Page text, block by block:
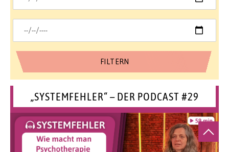
„SYSTEMFEHLER“ – DER PODCAST #29